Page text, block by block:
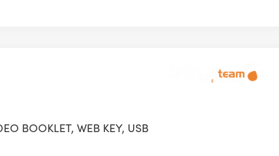
BOOKLET, WEB KEY, USB